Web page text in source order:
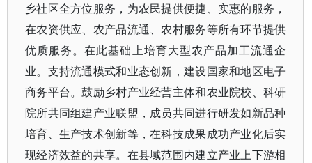
乡社区全方位服务，为农民提供便捷、实惠的服务，
在农资供应、农产品流通、农村服务等所有环节提供
优质服务。在此基础上培育大型农产品加工流通企
业。支持流通模式和业态创新，建设国家和地区电子
商务平台。鼓励乡村产业经营主体和农业院校、科研
院所共同组建产业联盟，成员共同进行研发如新品种
培育、生产技术创新等，在科技成果成功产业化后实
现经济效益的共享。在县域范围内建立产业上下游相